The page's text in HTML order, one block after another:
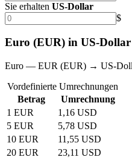
Sie erhalten US-Dollar
$
Euro (EUR) in US-
Euro — EUR (EUR) → US-
Vordefinierte Umrechnungen
Betrag
Umrechnung
1 EUR
1,16 USD
5 EUR
5,78 USD
10 EUR
11,55 USD
20 EUR
23,11 USD